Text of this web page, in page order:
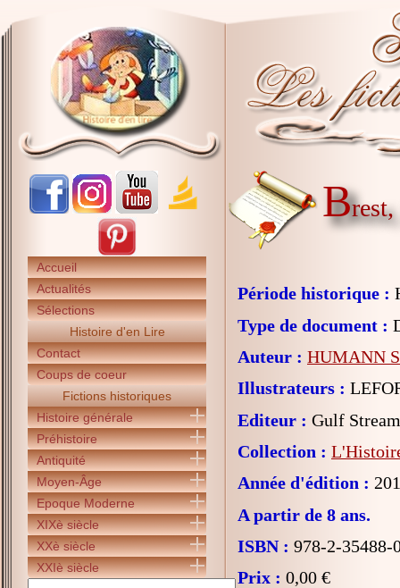
Accueil
Actualités
Sélections
Histoire d'en Lire
Contact
Coups de coeur
Fictions historiques
Histoire générale
Préhistoire
Antiquité
Moyen-Âge
Epoque Moderne
XIXè siècle
XXè siècle
XXIè siècle
B
Période historique :
Type de document :
Auteur : HUMANN
Illustrateurs :
Editeur : Gulf Stream
Collection :
Année d'édition :
A partir de 8 ans.
ISBN : 978-2-35488-
Prix : 0,00 €